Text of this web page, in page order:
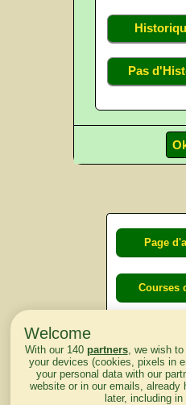
Pas
Page
Courses
Welcome
With our 140 partners, we wish to
your devices (cookies, pixels in
your personal data with our
website or in our emails,
later, including in